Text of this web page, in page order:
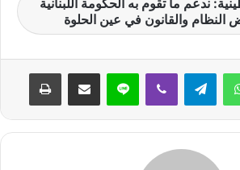
ندعم ما تقوم به الحكومة اللبنانية
والقانون في عين الحلوة
واتساب لاين